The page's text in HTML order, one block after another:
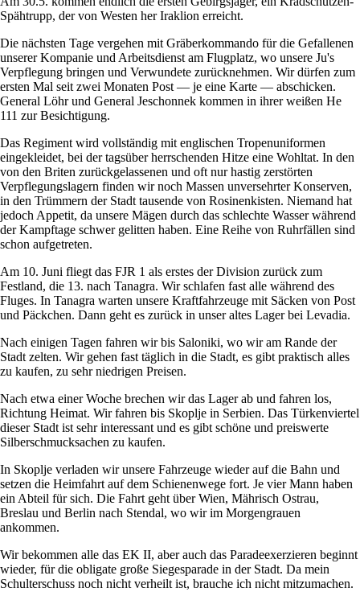
Spähtrupp, der von Westen her Iraklion erreicht.
Die nächsten Tage vergehen mit Gräberkommando für die Gefallenen
unserer Kompanie und Arbeitsdienst am Flugplatz, wo unsere Ju's
Verpflegung bringen und Verwundete zurücknehmen. Wir dürfen zum
ersten Mal seit zwei Monaten Post — je eine Karte — abschicken.
General Löhr und General Jeschonnek kommen in ihrer weißen He
111 zur Besichtigung.
Das Regiment wird vollständig mit englischen Tropenuniformen
eingekleidet, bei der tagsüber herrschenden Hitze eine Wohltat. In den
von den Briten zurückgelassenen und oft nur hastig zerstörten
Verpflegungslagern finden wir noch Massen unversehrter Konserven,
in den Trümmern der Stadt tausende von Rosinenkisten. Niemand hat
jedoch Appetit, da unsere Mägen durch das schlechte Wasser während
der Kampftage schwer gelitten haben. Eine Reihe von Ruhrfällen sind
schon aufgetreten.
Am 10. Juni fliegt das FJR 1 als erstes der Division zurück zum
Festland, die 13. nach Tanagra. Wir schlafen fast alle während des
Fluges. In Tanagra warten unsere Kraftfahrzeuge mit Säcken von Post
und Päckchen. Dann geht es zurück in unser altes Lager bei Levadia.
Nach einigen Tagen fahren wir bis Saloniki, wo wir am Rande der
Stadt zelten. Wir gehen fast täglich in die Stadt, es gibt praktisch alles
zu kaufen, zu sehr niedrigen Preisen.
Nach etwa einer Woche brechen wir das Lager ab und fahren los,
Richtung Heimat. Wir fahren bis Skoplje in Serbien. Das Türkenviertel
dieser Stadt ist sehr interessant und es gibt schöne und preiswerte
Silberschmucksachen zu kaufen.
In Skoplje verladen wir unsere Fahrzeuge wieder auf die Bahn und
setzen die Heimfahrt auf dem Schienenwege fort. Je vier Mann haben
ein Abteil für sich. Die Fahrt geht über Wien, Mährisch Ostrau,
Breslau und Berlin nach Stendal, wo wir im Morgengrauen
ankommen.
Wir bekommen alle das EK II, aber auch das Paradeexerzieren beginnt
wieder, für die obligate große Siegesparade in der Stadt. Da mein
Schulterschuss noch nicht verheilt ist, brauche ich nicht mitzumachen.